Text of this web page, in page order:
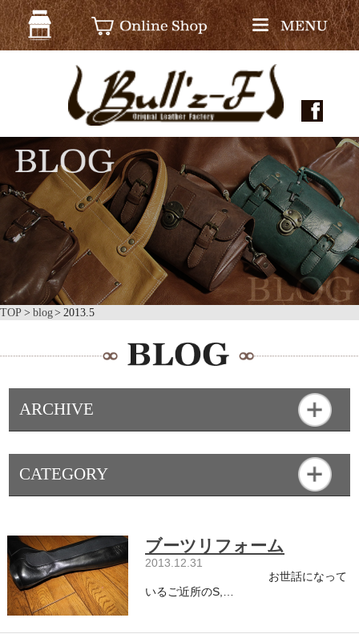
TOP blog 2013.5
ARCHIVE
CATEGORY
ブーツリフォーム
2013.12.31
お世話になって
いるご近所のS,…